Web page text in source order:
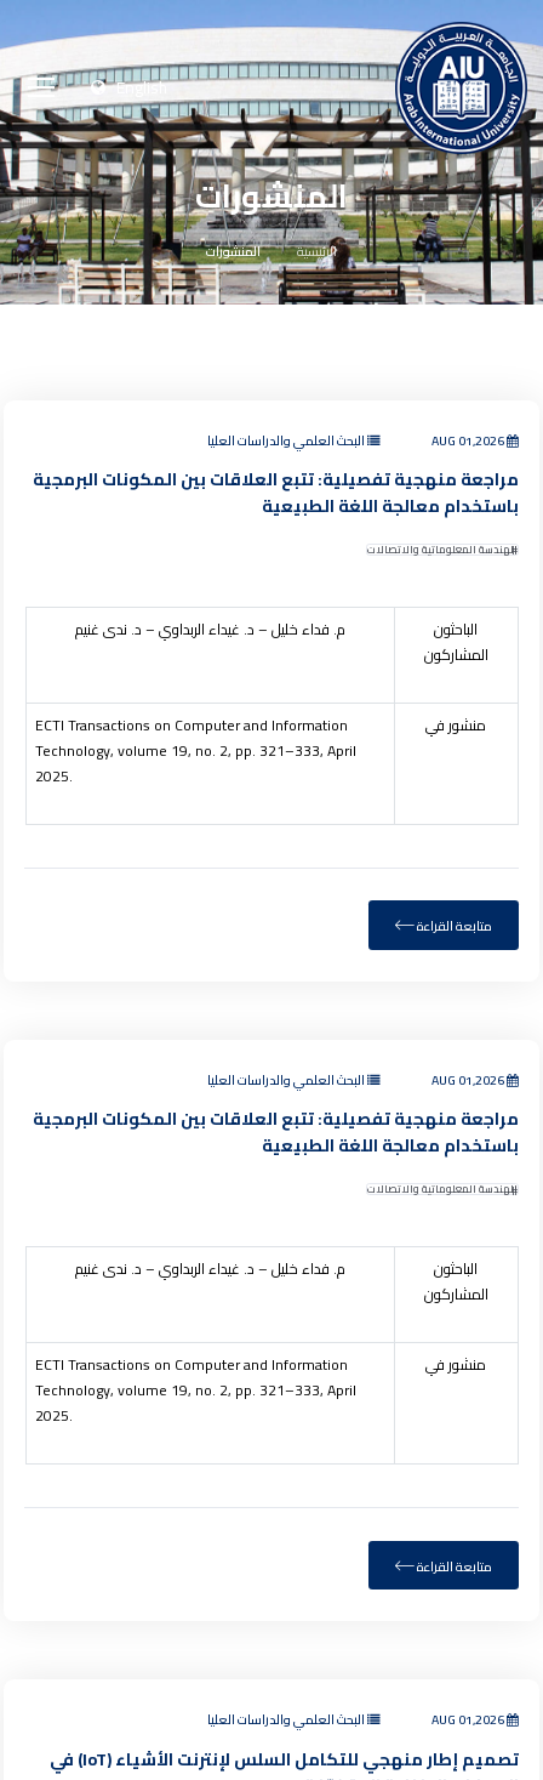
English
المنشورات
الرئيسية المنشورات
AUG 01,2026 البحث العلمي والدراسات العليا
مراجعة منهجية تفصيلية: تتبع العلاقات بين المكونات البرمجية
باستخدام معالجة اللغة الطبيعية
الهندسة المعلوماتية والاتصالات
الباحثون
المشاركون
م. فداء خليل – د. غيداء الربداوي – د. ندى غنيم
منشور في
ECTI Transactions on Computer and Information
Technology, volume 19, no. 2, pp. 321–333, April
2025.
متابعة القراءة
AUG 01,2026 البحث العلمي والدراسات العليا
مراجعة منهجية تفصيلية: تتبع العلاقات بين المكونات البرمجية
باستخدام معالجة اللغة الطبيعية
الهندسة المعلوماتية والاتصالات
الباحثون
المشاركون
م. فداء خليل – د. غيداء الربداوي – د. ندى غنيم
منشور في
ECTI Transactions on Computer and Information
Technology, volume 19, no. 2, pp. 321–333, April
2025.
متابعة القراءة
AUG 01,2026 البحث العلمي والدراسات العليا
تصميم إطار منهجي للتكامل السلس لإنترنت الأشياء (IoT) في